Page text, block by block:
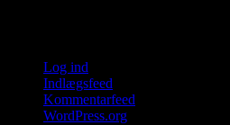
Log ind
Indlægsfeed
Kommentarfeed
WordPress.org